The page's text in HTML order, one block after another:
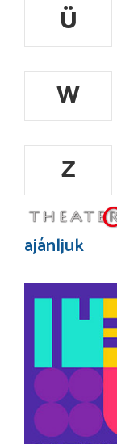
Ü
W
Z
ajánljuk